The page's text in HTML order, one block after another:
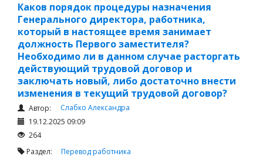
Каков порядок процедуры назначения
Генерального директора, работника,
который в настоящее время занимает
должность Первого заместителя?
Необходимо ли в данном случае расторгать
действующий трудовой договор и
заключать новый, либо достаточно внести
изменения в текущий трудовой договор?
Автор:
Слабко Александра
19.12.2025 09:09
264
Раздел: Перевод работника